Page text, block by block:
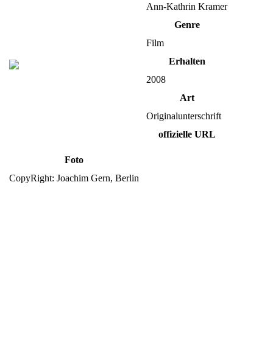
Ann-Kathrin Kramer
Genre
Film
Erhalten
2008
Art
Originalunterschrift
offizielle URL
Foto
CopyRight: Joachim Gern, Berlin